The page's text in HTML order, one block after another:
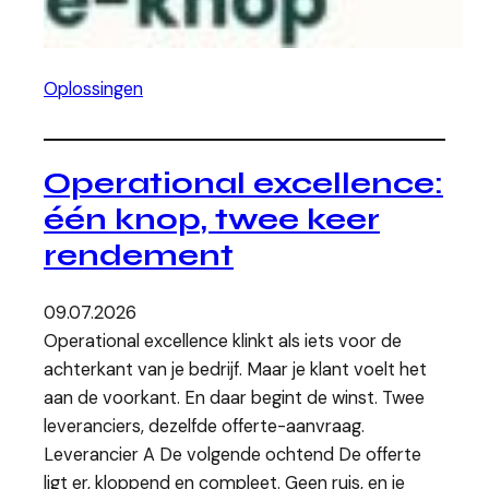
Oplossingen
Operational excellence:
één knop, twee keer
rendement
09.07.2026
Operational excellence klinkt als iets voor de
achterkant van je bedrijf. Maar je klant voelt het
aan de voorkant. En daar begint de winst. Twee
leveranciers, dezelfde offerte-aanvraag.
Leverancier A De volgende ochtend De offerte
ligt er, kloppend en compleet. Geen ruis, en je